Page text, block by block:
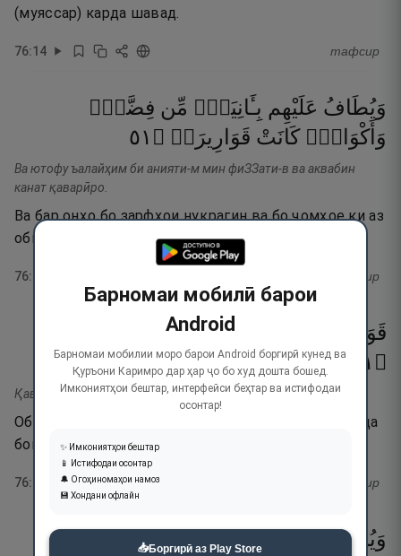
(муяссар) карда шавад.
76:14 тафсир
وَيُطَافُ عَلَيْهِم بِـَٔانِيَةٍۢ مِّن فِضَّةٍۢ
وَأَكْوَابٍۢ كَانَتْ قَوَارِيرَا۠ ۝ ١٥
Ва ютофу ъалайҳим би анияти-м мин фиЗЗати-в ва аквабин
канат қаварӣро.
Ва бар онҳо бо зарфҳои нуқрагин ва бо ҷомҳое ки аз
обгина бошанд, омадурафт карда шавад.
76: тафсир
قَوَارِيرَا۟ فِضَّةٍۢ قَدَّرُوهَا
۝ ١٦
Қаварӣра мин фиЗЗатин қаддаруҳа тақдӣро.
Обгинаҳое аз нуқра, ки онҳоро дуруст андоза карда
бошанд.
76: тафсир
وَيُسْقَوْنَ كَأْسًۭا كَانَ مِزَاجُهَا
زَنجَبِيلًا
Барномаи мобилӣ барои
Android
Барномаи мобилии моро барои Android боргирӣ кунед ва
Қуръони Каримро дар ҳар ҷо бо худ дошта бошед.
Имкониятҳои бештар, интерфейси беҳтар ва истифодаи
осонтар!
✨ Имкониятҳои бештар
📱 Истифодаи осонтар
🔔 Огоҳиномаҳои намоз
💾 Хондани офлайн
📥Боргирӣ аз Play Store